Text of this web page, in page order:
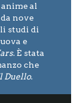
al
nove
studi di
e
. È stata
che
Duello.